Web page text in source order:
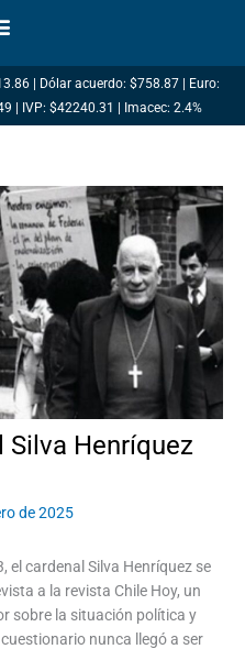
| Dólar acuerdo: $758.87 | Euro:
| IVP: $42240.31 | Imacec: 2.4%
Silva Henríquez
de 2025
el cardenal Silva Henríquez se
a la revista Chile Hoy, un
sobre la situación política y
nunca llegó a ser